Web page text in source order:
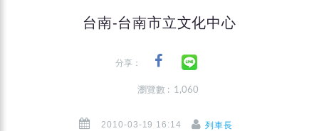
台南-台南市立文化中心
分享：
瀏覽數 : 1,060
2010-03-19 16:14 列車長